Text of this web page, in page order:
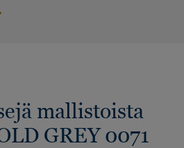
mallistoista
GREY 0071